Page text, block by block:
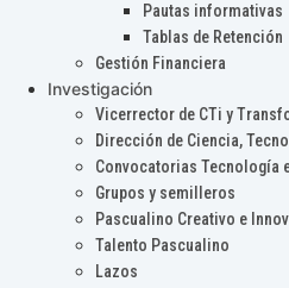
Pautas informativas
Tablas de Retención
Gestión Financiera
Investigación
Vicerrector de CTi y
Dirección de Ciencia,
Convocatorias Tecnología
Grupos y semilleros
Pascualino Creativo e
Talento Pascualino
Lazos